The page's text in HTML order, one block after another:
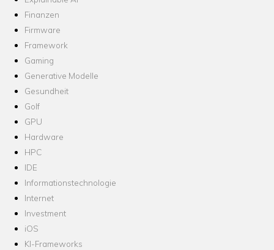
Finanzen
Firmware
Framework
Gaming
Generative Modelle
Gesundheit
Golf
GPU
Hardware
HPC
IDE
Informationstechnologie
Internet
Investment
iOS
KI-Frameworks